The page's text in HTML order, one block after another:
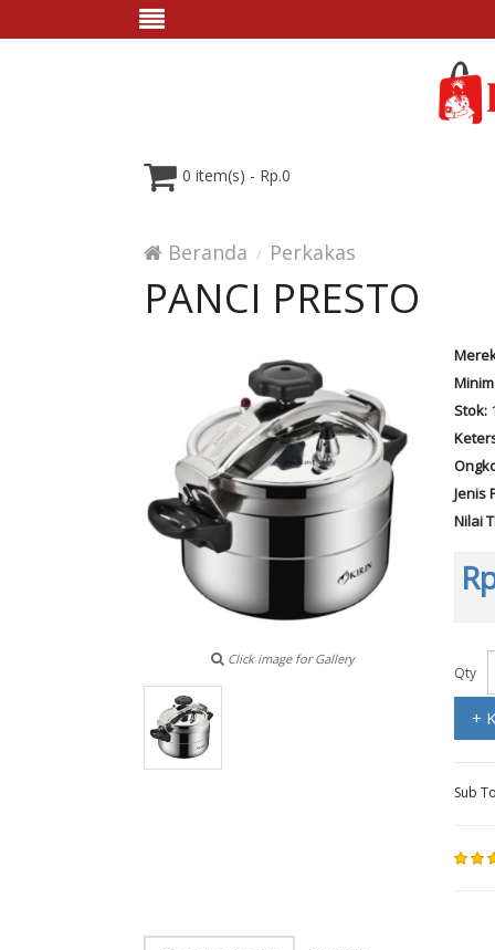
0 item(s) - Rp.0
Beranda Perkakas
PANCI PRESTO
Click image for Gallery
Stok:
Jenis
Nilai
Qty
+
Sub